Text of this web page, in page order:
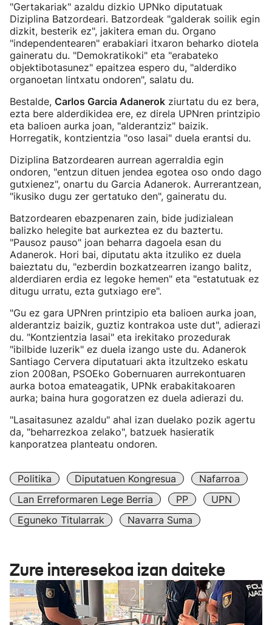
"Gertakariak" azaldu dizkio UPNko diputatuak
Diziplina Batzordeari. Batzordeak "galderak soilik egin
dizkit, besterik ez", jakitera eman du. Organo
"independentearen" erabakiari itxaron beharko diotela
gaineratu du. "Demokratikoki" eta "erabateko
objektibotasunez" epaitzea espero du, "alderdiko
organoetan lintxatu ondoren", salatu du.
Bestalde, Carlos Garcia Adanerok ziurtatu du ez bera,
ezta bere alderdikidea ere, ez direla UPNren printzipio
eta balioen aurka joan, "alderantziz" baizik.
Horregatik, kontzientzia "oso lasai" duela erantsi du.
Diziplina Batzordearen aurrean agerraldia egin
ondoren, "entzun dituen jendea egotea oso ondo dago
gutxienez", onartu du Garcia Adanerok. Aurrerantzean,
"ikusiko dugu zer gertatuko den", gaineratu du.
Batzordearen ebazpenaren zain, bide judizialean
balizko helegite bat aurkeztea ez du baztertu.
"Pausoz pauso" joan beharra dagoela esan du
Adanerok. Hori bai, diputatu akta itzuliko ez duela
baieztatu du, "ezberdin bozkatzearren izango balitz,
alderdiaren erdia ez legoke hemen" eta "estatutuak ez
ditugu urratu, ezta gutxiago ere".
"Gu ez gara UPNren printzipio eta balioen aurka joan,
alderantziz baizik, guztiz kontrakoa uste dut", adierazi
du. "Kontzientzia lasai" eta irekitako prozedurak
"ibilbide luzerik" ez duela izango uste du. Adanerok
Santiago Cervera diputatuari akta itzultzeko eskatu
zion 2008an, PSOEko Gobernuaren aurrekontuaren
aurka botoa emateagatik, UPNk erabakitakoaren
aurka; baina hura gogoratzen ez duela adierazi du.
"Lasaitasunez azaldu" ahal izan duelako pozik agertu
da, "beharrezkoa zelako", batzuek hasieratik
kanporatzea planteatu ondoren.
Politika Diputatuen Kongresua
Nafarroa
Lan Erreformaren Lege Berria
PP
UPN
Eguneko Titularrak
Navarra Suma
Zure interesekoa izan daiteke